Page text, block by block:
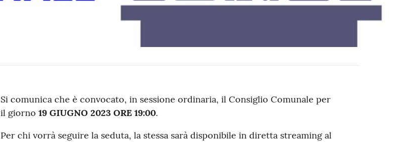
Contenuto
Si comunica che è convocato, in sessione ordinaria, il Consiglio Comunale per
il giorno 19 GIUGNO 2023 ORE 19:00.
Per chi vorrà seguire la seduta, la stessa sarà disponibile in diretta streaming al